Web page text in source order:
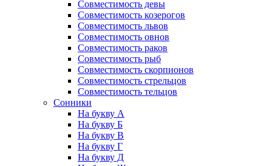
Совместимость девы
Совместимость козерогов
Совместимость львов
Совместимость овнов
Совместимость раков
Совместимость рыб
Совместимость скорпионов
Совместимость стрельцов
Совместимость тельцов
Сонники
На букву А
На букву Б
На букву В
На букву Г
На букву Д